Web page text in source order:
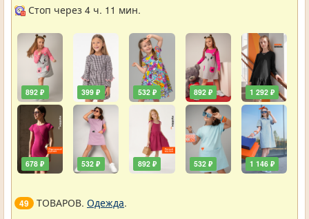
Стоп через 4 ч. 11 мин.
892 ₽
678 ₽
399 ₽
532 ₽
532 ₽
892 ₽
892 ₽
532 ₽
1 292 ₽
1 146 ₽
49 ТОВАРОВ. Одежда.